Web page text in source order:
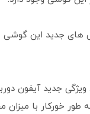
ویژگی جدید آیفون
طور خورکار با میزان